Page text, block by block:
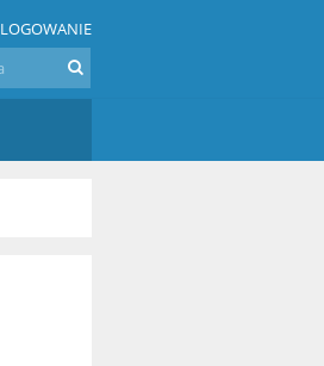
LOGOWANIE